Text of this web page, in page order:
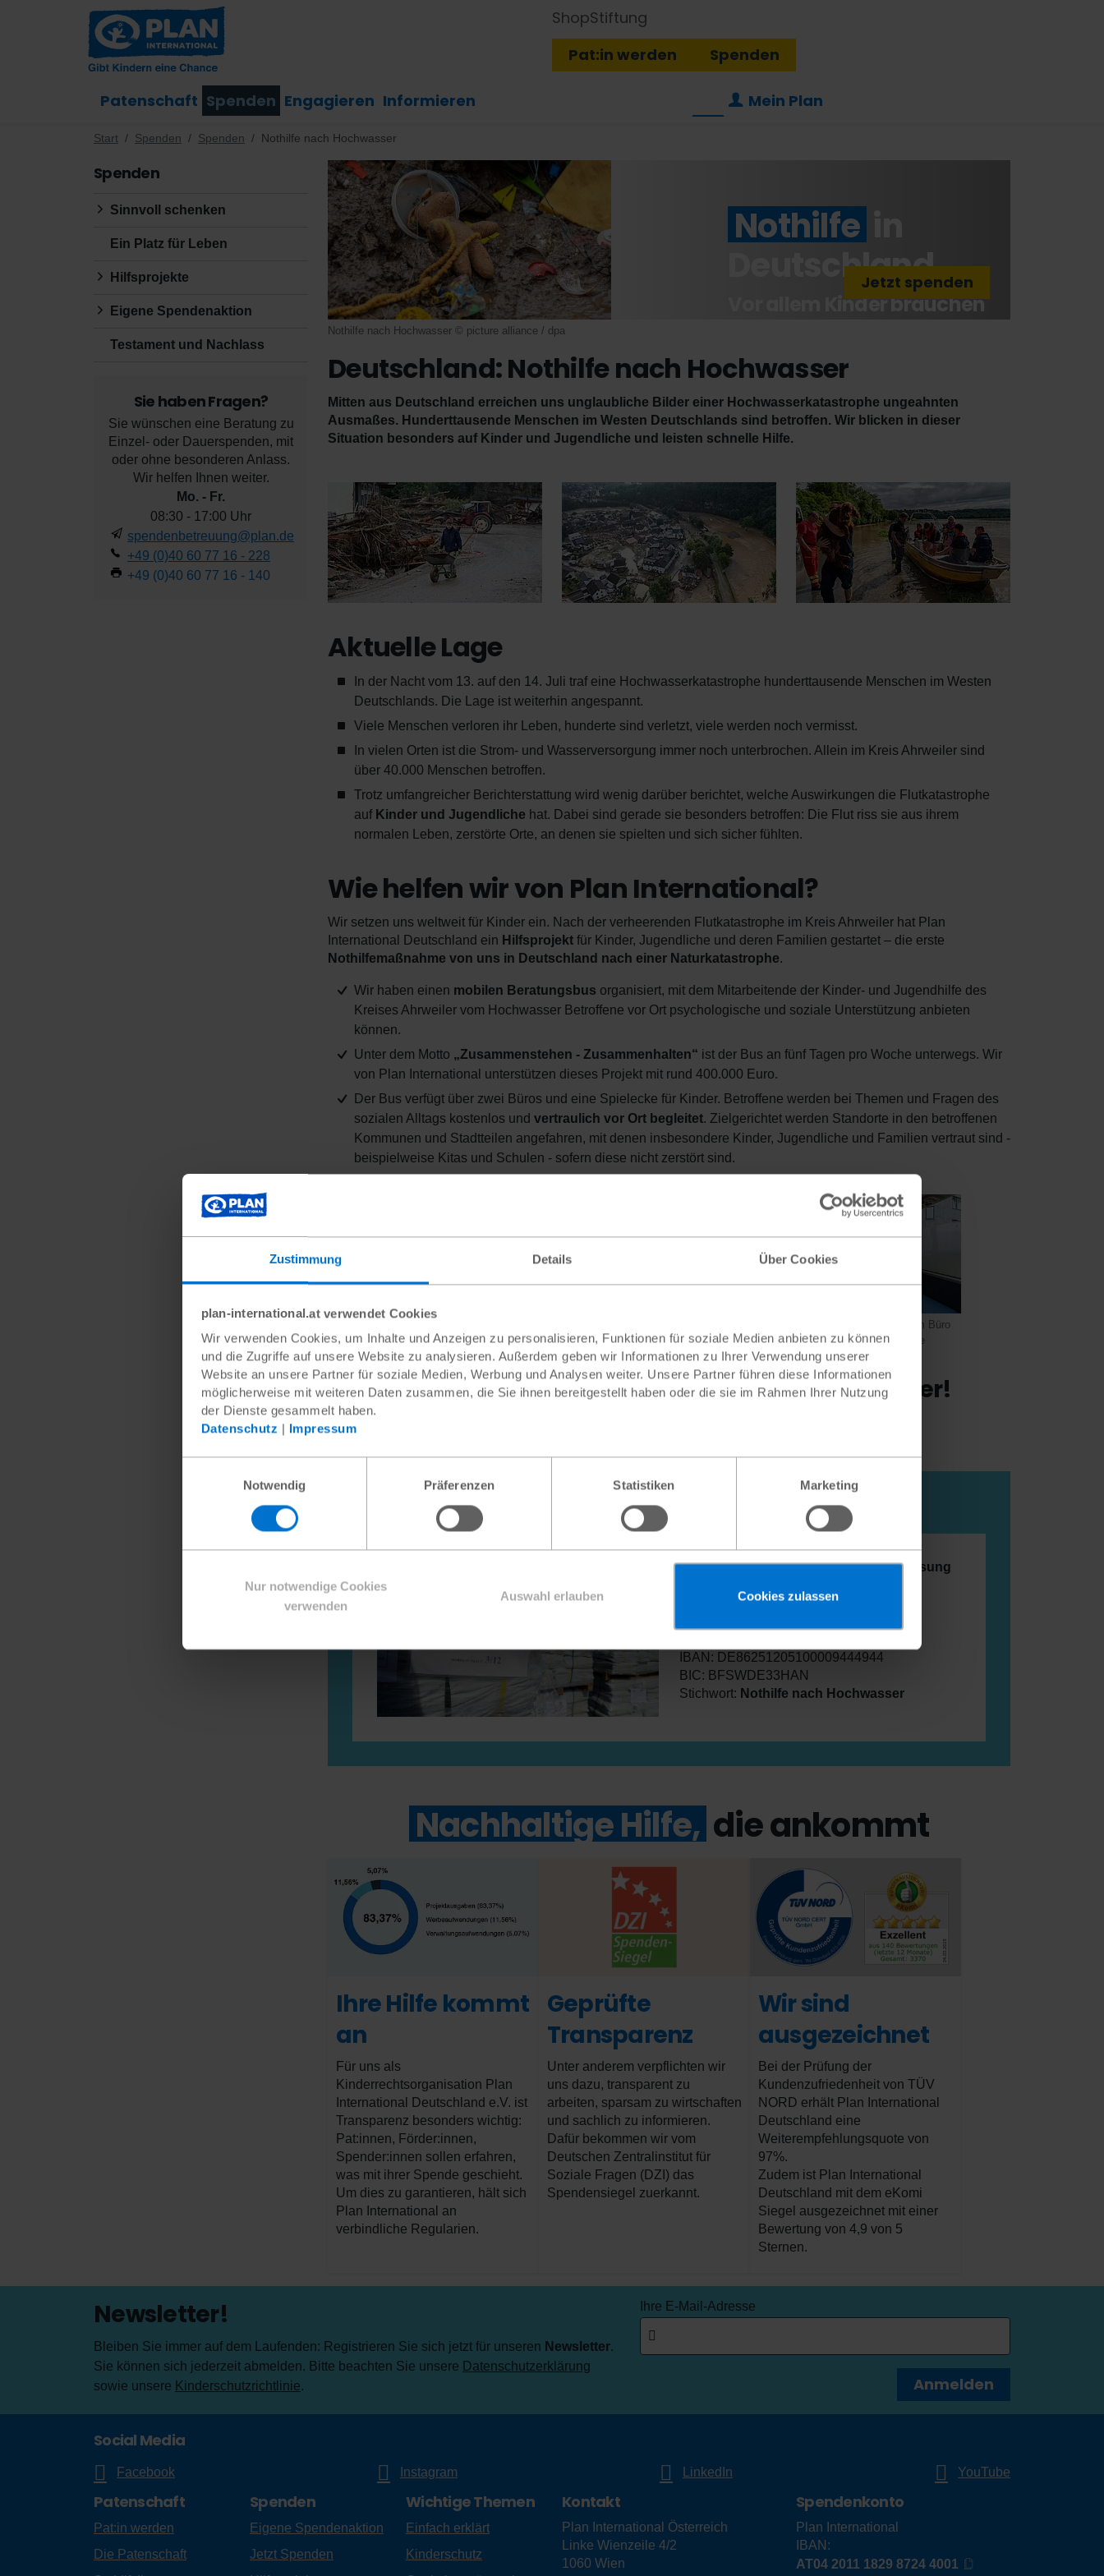
Zustimmung Details Über Cookies
plan-international.at verwendet Cookies
Wir verwenden Cookies, um Inhalte und Anzeigen zu personalisieren, Funktionen für soziale Medien anbieten zu können
und die Zugriffe auf unsere Website zu analysieren. Außerdem geben wir Informationen zu Ihrer Verwendung unserer
Website an unsere Partner für soziale Medien, Werbung und Analysen weiter. Unsere Partner führen diese Informationen
möglicherweise mit weiteren Daten zusammen, die Sie ihnen bereitgestellt haben oder die sie im Rahmen Ihrer Nutzung
der Dienste gesammelt haben.
Datenschutz | Impressum
Notwendig
Präferenzen Statistiken Marketing
Nur notwendige Cookies
verwenden
Auswahl erlauben Cookies zulassen
Patenschaft Spenden Engagieren Informieren Mein Plan
Pat:in werden Spenden
ShopStiftung
Start Spenden Spenden Nothilfe nach Hochwasser
Spenden
Sinnvoll schenken
Ein Platz für Leben
Hilfsprojekte
Eigene Spendenaktion
Testament und Nachlass
Sie haben Fragen?
Sie wünschen eine Beratung zu
Einzel- oder Dauerspenden, mit
oder ohne besonderen Anlass.
Wir helfen Ihnen weiter.
Mo. - Fr.
08:30 - 17:00 Uhr
spendenbetreuung@plan.de
+49 (0)40 60 77 16 - 228
+49 (0)40 60 77 16 - 140
Nothilfe
Deutschland
Vor allem Kinder brauchen
Jetzt spenden
Nothilfe nach Hochwasser © picture alliance / dpa
Deutschland: Nothilfe nach Hochwasser
Mitten aus Deutschland erreichen uns unglaubliche Bilder einer Hochwasserkatastrophe ungeahnten
Ausmaßes. Hunderttausende Menschen im Westen Deutschlands sind betroffen. Wir blicken in dieser
Situation besonders auf Kinder und Jugendliche und leisten schnelle Hilfe.
Aktuelle Lage
In der Nacht vom 13. auf den 14. Juli traf eine Hochwasserkatastrophe hunderttausende Menschen im Westen
Deutschlands. Die Lage ist weiterhin angespannt.
Viele Menschen verloren ihr Leben, hunderte sind verletzt, viele werden noch vermisst.
In vielen Orten ist die Strom- und Wasserversorgung immer noch unterbrochen. Allein im Kreis Ahrweiler sind
über 40.000 Menschen betroffen.
Trotz umfangreicher Berichterstattung wird wenig darüber berichtet, welche Auswirkungen die Flutkatastrophe
auf Kinder und Jugendliche hat. Dabei sind gerade sie besonders betroffen: Die Flut riss sie aus ihrem
normalen Leben, zerstörte Orte, an denen sie spielten und sich sicher fühlten.
Wie helfen wir von Plan International?
Wir setzen uns weltweit für Kinder ein. Nach der verheerenden Flutkatastrophe im Kreis Ahrweiler hat Plan
International Deutschland ein Hilfsprojekt für Kinder, Jugendliche und deren Familien gestartet – die erste
Nothilfemaßnahme von uns in Deutschland nach einer Naturkatastrophe.
Wir haben einen mobilen Beratungsbus organisiert, mit dem Mitarbeitende der Kinder- und Jugendhilfe des
Kreises Ahrweiler vom Hochwasser Betroffene vor Ort psychologische und soziale Unterstützung anbieten
können.
Unter dem Motto „Zusammenstehen - Zusammenhalten“ ist der Bus an fünf Tagen pro Woche unterwegs. Wir
von Plan International unterstützen dieses Projekt mit rund 400.000 Euro.
Der Bus verfügt über zwei Büros und eine Spielecke für Kinder. Betroffene werden bei Themen und Fragen des
sozialen Alltags kostenlos und vertraulich vor Ort begleitet. Zielgerichtet werden Standorte in den betroffenen
Kommunen und Stadtteilen angefahren, mit denen insbesondere Kinder, Jugendliche und Familien vertraut sind -
beispielweise Kitas und Schulen - sofern diese nicht zerstört sind.
/ Bernhard Risse
Bernhard Risse
Der Bus ist unter anderem mit einem Büro
ausgestattet ©Plan / Bernhard Risse
Ja, ich unterstütze die Nothilfe nach Hochwasser!
Hilfe für Menschen in Notsituationen
Jetzt online spendenoder per Überweisung
Pat:innen-/Referenznummer):
IBAN: DE86251205100009444944
BIC: BFSWDE33HAN
Stichwort: Nothilfe nach Hochwasser
Nachhaltige Hilfe, die ankommt
Ihre Hilfe kommt
an
Für uns als
Kinderrechtsorganisation Plan
International Deutschland e.V. ist
Transparenz besonders wichtig:
Pat:innen, Förder:innen,
Spender:innen sollen erfahren,
was mit ihrer Spende geschieht.
Um dies zu garantieren, hält sich
Plan International an
verbindliche Regularien.
Geprüfte
Transparenz
Unter anderem verpflichten wir
uns dazu, transparent zu
arbeiten, sparsam zu wirtschaften
und sachlich zu informieren.
Dafür bekommen wir vom
Deutschen Zentralinstitut für
Soziale Fragen (DZI) das
Spendensiegel zuerkannt.
Wir sind
ausgezeichnet
Bei der Prüfung der
Kundenzufriedenheit von TÜV
NORD erhält Plan International
Deutschland eine
Weiterempfehlungsquote von
97%.
Zudem ist Plan International
Deutschland mit dem eKomi
Siegel ausgezeichnet mit einer
Bewertung von 4,9 von 5
Sternen.
Newsletter!
Bleiben Sie immer auf dem Laufenden: Registrieren Sie sich jetzt für unseren Newsletter.
Sie können sich jederzeit abmelden. Bitte beachten Sie unsere Datenschutzerklärung
sowie unsere Kinderschutzrichtlinie.
Ihre E-Mail-Adresse
Anmelden
Social Media
Facebook Instagram LinkedIn YouTube
Patenschaft
Pat:in werden
Die Patenschaft
Spenden
Eigene Spendenaktion
Jetzt Spenden
Wichtige Themen
Einfach erklärt
Kinderschutz
Kontakt
Plan International Österreich
Linke Wienzeile 4/2
1060 Wien
Spendenkonto
Plan International
IBAN:
AT04 2011 1829 8724 4001